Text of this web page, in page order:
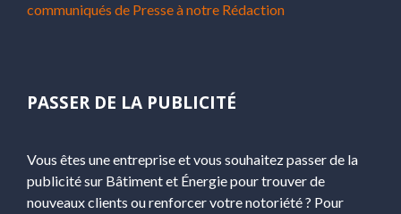
communiqués de Presse à notre Rédaction
PASSER DE LA PUBLICITÉ
Vous êtes une entreprise et vous souhaitez passer de la
publicité sur Bâtiment et Énergie pour trouver de
nouveaux clients ou renforcer votre notoriété ? Pour